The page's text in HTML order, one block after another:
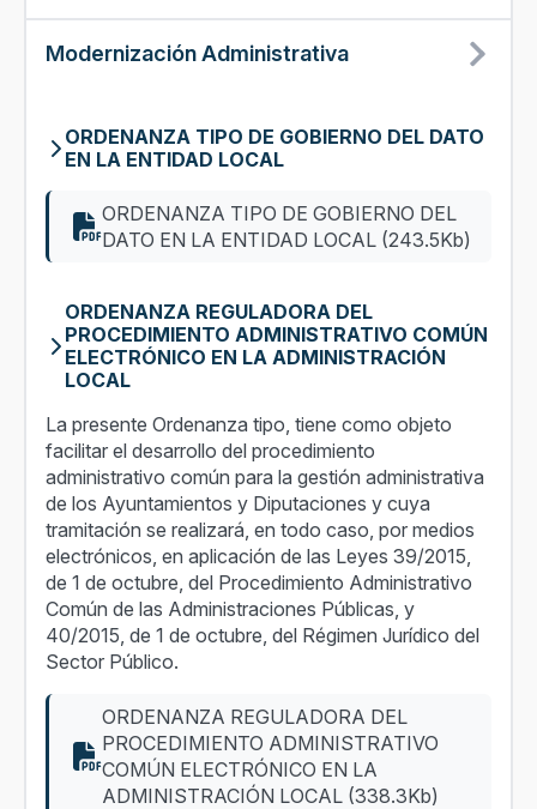
Modernización Administrativa
ORDENANZA TIPO DE GOBIERNO DEL DATO
EN LA ENTIDAD LOCAL
ORDENANZA TIPO DE GOBIERNO DEL
DATO EN LA ENTIDAD LOCAL (243.5Kb)
ORDENANZA REGULADORA DEL
PROCEDIMIENTO ADMINISTRATIVO COMÚN
ELECTRÓNICO EN LA ADMINISTRACIÓN
LOCAL
La presente Ordenanza tipo, tiene como objeto
facilitar el desarrollo del procedimiento
administrativo común para la gestión administrativa
de los Ayuntamientos y Diputaciones y cuya
tramitación se realizará, en todo caso, por medios
electrónicos, en aplicación de las Leyes 39/2015,
de 1 de octubre, del Procedimiento Administrativo
Común de las Administraciones Públicas, y
40/2015, de 1 de octubre, del Régimen Jurídico del
Sector Público.
ORDENANZA REGULADORA DEL
PROCEDIMIENTO ADMINISTRATIVO
COMÚN ELECTRÓNICO EN LA
ADMINISTRACIÓN LOCAL (338.3Kb)